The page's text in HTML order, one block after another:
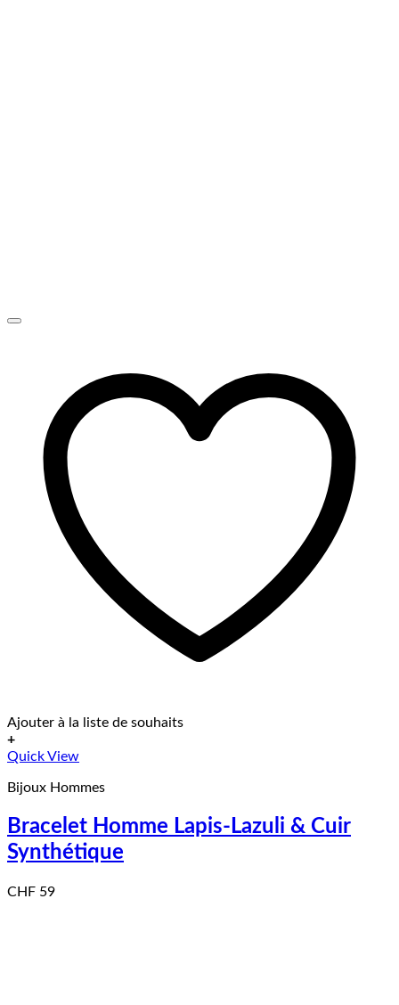
Ajouter à la liste de souhaits
+
Quick View
Bijoux Hommes
Bracelet Homme Lapis-Lazuli & Cuir
Synthétique
CHF 59